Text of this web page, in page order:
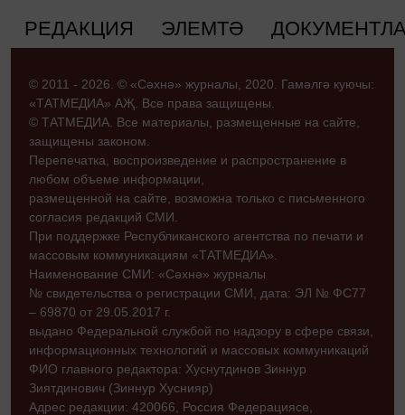
РЕДАКЦИЯ ЭЛЕМТӘ
© 2011 - 2026. © «Сәхнә» журналы, 2020. Гамәлгә куючы:
«ТАТМЕДИА» АҖ. Все права защищены.
© ТАТМЕДИА. Все материалы, размещенные на сайте,
защищены законом.
Перепечатка, воспроизведение и распространение в
любом объеме информации,
размещенной на сайте, возможна только с письменного
согласия редакций СМИ.
При поддержке Республиканского агентства по печати и
массовым коммуникациям «ТАТМЕДИА».
Наименование СМИ: «Сәхнә» журналы
№ свидетельства о регистрации СМИ, дата: ЭЛ № ФС77
– 69870 от 29.05.2017 г.
выдано Федеральной службой по надзору в сфере связи,
информационных технологий и массовых коммуникаций
ФИО главного редактора: Хуснутдинов Зиннур
Зиятдинович (Зиннур Хуснияр)
Адрес редакции: 420066, Россия Федерациясе,